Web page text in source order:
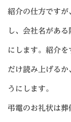
紹介の仕方です
し、会社名があ
にします。紹介
だけ読み上げる
うにします。
弔電のお礼状は